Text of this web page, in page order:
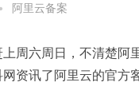
• 阿里云备案
周六周日，不清楚
资讯了阿里云的官